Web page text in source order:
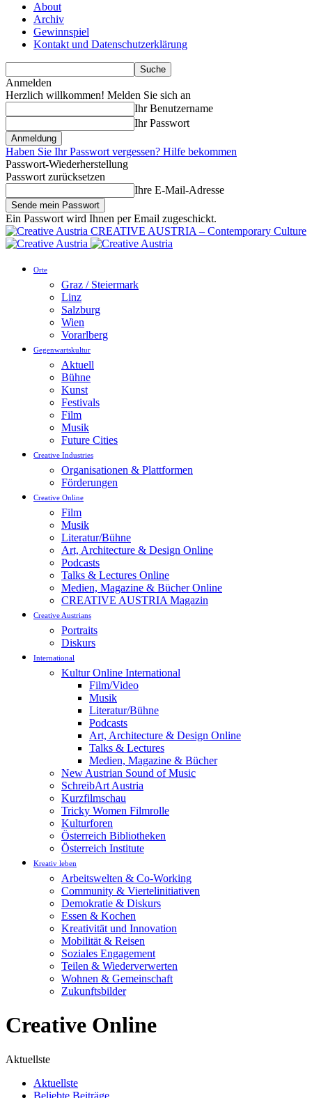
About
Archiv
Gewinnspiel
Kontakt und Datenschutzerklärung
Anmelden
Herzlich willkommen! Melden Sie sich an
Ihr Benutzername
Ihr Passwort
Haben Sie Ihr Passwort vergessen? Hilfe bekommen
Passwort-Wiederherstellung
Passwort zurücksetzen
Ihre E-Mail-Adresse
Ein Passwort wird Ihnen per Email zugeschickt.
CREATIVE AUSTRIA – Contemporary Culture
Orte
Graz / Steiermark
Linz
Salzburg
Wien
Vorarlberg
Gegenwartskultur
Aktuell
Bühne
Kunst
Festivals
Film
Musik
Future Cities
Creative Industries
Organisationen & Plattformen
Förderungen
Creative Online
Film
Musik
Literatur/Bühne
Art, Architecture & Design Online
Podcasts
Talks & Lectures Online
Medien, Magazine & Bücher Online
CREATIVE AUSTRIA Magazin
Creative Austrians
Portraits
Diskurs
International
Kultur Online International
Film/Video
Musik
Literatur/Bühne
Podcasts
Art, Architecture & Design Online
Talks & Lectures
Medien, Magazine & Bücher
New Austrian Sound of Music
SchreibArt Austria
Kurzfilmschau
Tricky Women Filmrolle
Kulturforen
Österreich Bibliotheken
Österreich Institute
Kreativ leben
Arbeitswelten & Co-Working
Community & Viertelinitiativen
Demokratie & Diskurs
Essen & Kochen
Kreativität und Innovation
Mobilität & Reisen
Soziales Engagement
Teilen & Wiederverwerten
Wohnen & Gemeinschaft
Zukunftsbilder
Creative Online
Aktuellste
Aktuellste
Beliebte Beiträge